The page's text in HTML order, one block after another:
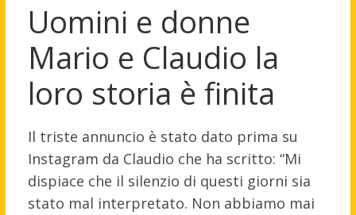
Uomini e donne
Mario e Claudio la
loro storia è finita
Il triste annuncio è stato dato prima su
Instagram da Claudio che ha scritto: “Mi
dispiace che il silenzio di questi giorni sia
stato mal interpretato. Non abbiamo mai